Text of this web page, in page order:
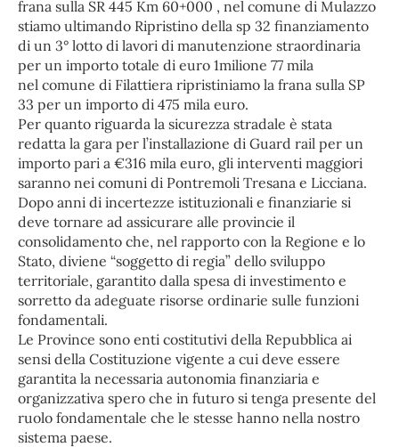
frana sulla SR 445 Km 60+000 , nel comune di Mulazzo
stiamo ultimando Ripristino della sp 32 finanziamento
di un 3° lotto di lavori di manutenzione straordinaria
per un importo totale di euro 1milione 77 mila
nel comune di Filattiera ripristiniamo la frana sulla SP
33 per un importo di 475 mila euro.
Per quanto riguarda la sicurezza stradale è stata
redatta la gara per l’installazione di Guard rail per un
importo pari a €316 mila euro, gli interventi maggiori
saranno nei comuni di Pontremoli Tresana e Licciana.
Dopo anni di incertezze istituzionali e finanziarie si
deve tornare ad assicurare alle provincie il
consolidamento che, nel rapporto con la Regione e lo
Stato, diviene “soggetto di regia” dello sviluppo
territoriale, garantito dalla spesa di investimento e
sorretto da adeguate risorse ordinarie sulle funzioni
fondamentali.
Le Province sono enti costitutivi della Repubblica ai
sensi della Costituzione vigente a cui deve essere
garantita la necessaria autonomia finanziaria e
organizzativa spero che in futuro si tenga presente del
ruolo fondamentale che le stesse hanno nella nostro
sistema paese.